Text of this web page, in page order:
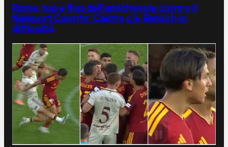
Roma, top e flop dell'amichevole contro il
Newport County: Castro c'è, Rensch in
difficoltà